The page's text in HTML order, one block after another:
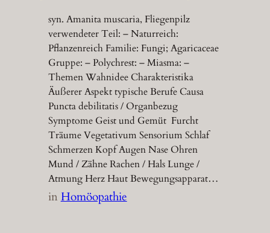
syn. Amanita muscaria, Fliegenpilz
verwendeter Teil: – Naturreich:
Pflanzenreich Familie: Fungi; Agaricaceae
Gruppe: – Polychrest: – Miasma: –
Themen Wahnidee Charakteristika
Äußerer Aspekt typische Berufe Causa
Puncta debilitatis / Organbezug
Symptome Geist und Gemüt Furcht
Träume Vegetativum Sensorium Schlaf
Schmerzen Kopf Augen Nase Ohren
Mund / Zähne Rachen / Hals Lunge /
Atmung Herz Haut Bewegungsapparat…
inHomöopathie